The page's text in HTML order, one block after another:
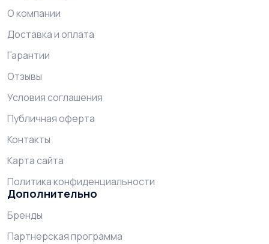
О компании
Доставка и оплата
Гарантии
Отзывы
Условия соглашения
Публичная оферта
Контакты
Карта сайта
Политика конфиденциальности
Дополнительно
Бренды
Партнерская программа